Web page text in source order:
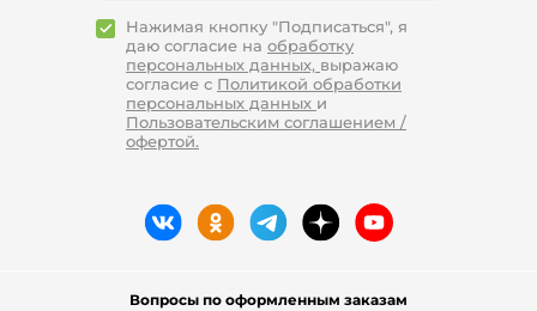
просто не обойтись в холодное лето.
В ассортименте магазина LEOMAX вы
найдете много женских курток на любой
сезон:
Зима — куртки с наполнителем,
Весна/Осень — куртки с
жакеты.
Нажимая кнопку "Подписаться", я
даю согласие на обработку
персональных данных, выражаю
согласие с Политикой обработки
персональных данных и
Пользовательским соглашением /
офертой.
Вопросы по оформленным заказам